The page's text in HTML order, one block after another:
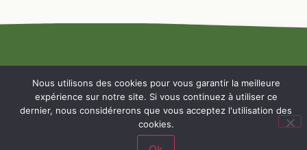
MENTIONS
LÉGALES
NOUS
Nous utilisons des cookies pour vous garantir la meilleure
expérience sur notre site. Si vous continuez à utiliser ce
dernier, nous considérerons que vous acceptez l'utilisation des
cookies.